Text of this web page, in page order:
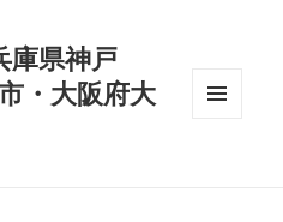
庫県神戸
・大阪府大